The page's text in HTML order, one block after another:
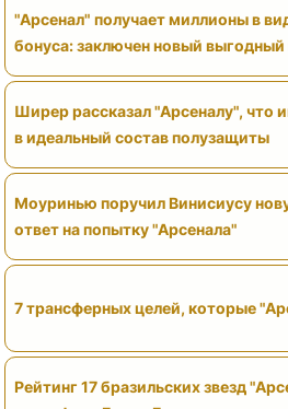
"Арсенал" получает миллионы в
бонуса: заключен новый выгодный
Ширер рассказал "Арсеналу", что
в идеальный состав полузащиты
Моуринью поручил Винисиусу
ответ на попытку "Арсенала"
7 трансферных целей, которые
Рейтинг 17 бразильских звезд